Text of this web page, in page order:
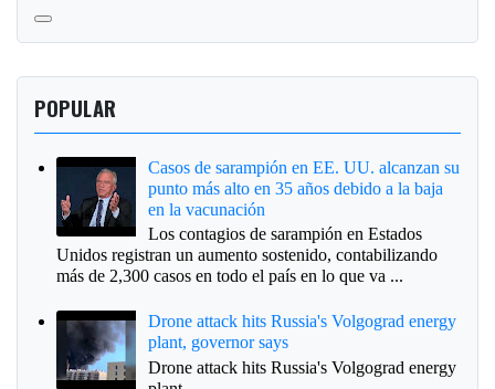
POPULAR
Casos de sarampión en EE. UU. alcanzan su
punto más alto en 35 años debido a la baja
en la vacunación
Los contagios de sarampión en Estados
Unidos registran un aumento sostenido, contabilizando
más de 2,300 casos en todo el país en lo que va ...
Drone attack hits Russia's Volgograd energy
plant, governor says
Drone attack hits Russia's Volgograd energy